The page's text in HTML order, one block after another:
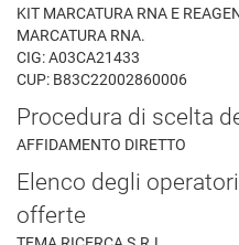
KIT MARCATURA RNA E
MARCATURA RNA.
CIG: A03CA21433
CUP: B83C22002860006
Procedura di scelta
AFFIDAMENTO DIRETTO
Elenco degli
offerte